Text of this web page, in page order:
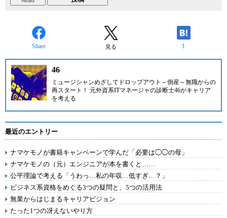
Share 見る 1
46
ミュージシャンめざしてドロップアウト～倒産～無職からの
再スタート！ 元外資系ITマネージャの診断士46がキャリア
を考える
最近のエントリー
ナマケモノが書籍キャンペーンで学んだ「必要は◯◯の母」
ナマケモノの（元）エンジニアが本を書くと……
公平理論で考える「うわっ…私の年収…低すぎ…？」
ビジネス系資格をめぐる3つの疑問と、5つの活用法
無業からはじまるキャリアビジョン
たった1つの冴えないやり方